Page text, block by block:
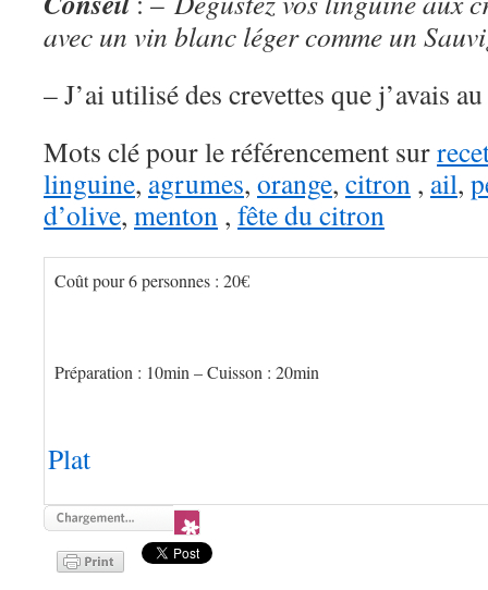
avec un vin blanc léger comme un
– J’ai utilisé des crevettes que j’avais
Mots clé pour le référencement sur
linguine, agrumes, orange, citron , ail,
d’olive, menton , fête du citron
Coût pour 6 personnes : 20€
Préparation : 10min – Cuisson : 20min
Plat